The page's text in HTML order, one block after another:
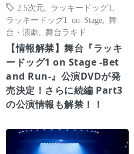
2.5次元
ラッキードッグ1
ラッキードッグ1 on Stage
舞
台・演劇
舞台ラキド
【情報解禁】舞台『ラッキ
ードッグ1 on Stage -Bet
and Run-』公演DVDが発
売決定！さらに続編 Part3
の公演情報も解禁！！